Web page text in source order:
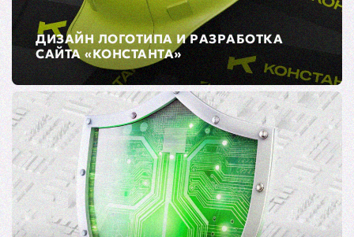
ДИЗАЙН ЛОГОТИПА И РАЗРАБОТКА
САЙТА «КОНСТАНТА»